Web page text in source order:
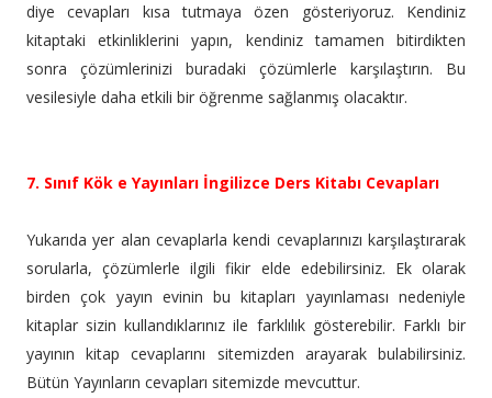
diye cevapları kısa tutmaya özen gösteriyoruz. Kendiniz
kitaptaki etkinliklerini yapın, kendiniz tamamen bitirdikten
sonra çözümlerinizi buradaki çözümlerle karşılaştırın. Bu
vesilesiyle daha etkili bir öğrenme sağlanmış olacaktır.
7. Sınıf Kök e Yayınları İngilizce Ders Kitabı Cevapları
Yukarıda yer alan cevaplarla kendi cevaplarınızı karşılaştırarak
sorularla, çözümlerle ilgili fikir elde edebilirsiniz. Ek olarak
birden çok yayın evinin bu kitapları yayınlaması nedeniyle
kitaplar sizin kullandıklarınız ile farklılık gösterebilir. Farklı bir
yayının kitap cevaplarını sitemizden arayarak bulabilirsiniz.
Bütün Yayınların cevapları sitemizde mevcuttur.